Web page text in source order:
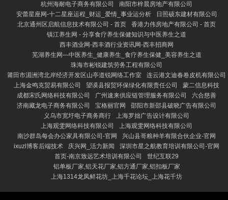
杭州海耐电子商务有限公司
南阳市梓晨房地产有限公司
安蕾星座网-十二星座运程_财运_爱情_事业运分析
日照硕东建材有限公司
北京通州区启航信息技术有限公司 - 首页
香港力伟房地产有限公司 - 首页
镇江养生网 - 分享食疗养生保健知识与中医养生之道
西丰酒业网-西丰酒行业资讯网-西丰招商网
芜湖养生网—中医养生_健康养生_食疗养生保健_美容养生之道
珠海市彬锐建筑劳务工程有限公司
莆田市湄洲湾北岸经济开发区山亭道锐网络工作室
连云港文迪春卷皮机有限公司
上海金鸣克贸易有限公司
望谟县报贸环保绿化有限责任公司
蒙二信息科技
成都宋氏网络科技有限公司
广州速来供应链管理服务有限公司
六合慈善
济南藏龙电子商务有限公司
宝格丽官网
邵阳市新邵县破晓广告有限公司
义乌市宽圩电子商务商行
上海罗拙广告设计有限公司
上海观雯网络科技有限公司
上海观雯网络科技有限公司
南沙群岛每会办公家具有限公司-官网
兴山县哥粮种羊有限合伙企业-官网
ixuzl博客后端技术
庆兴网_活力新闻
深圳市星之航教育培训有限公司-官网
首页-南京致远艺术培训有限公司
世纪互联29
铝单板厂家,铝天花厂家,铝方通厂家,铝扣板厂家
上海1314龙凤鲜花坊_上海千花论坛_上海花千坊